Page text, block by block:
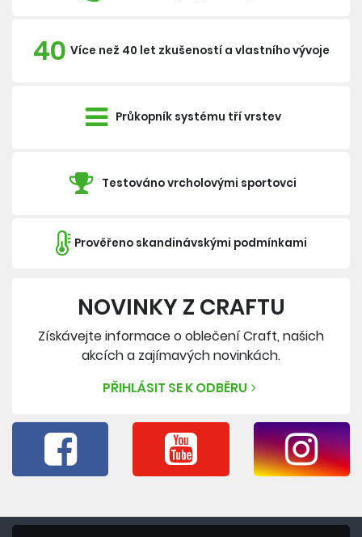
40 Více než 40 let zkušeností a vlastního vývoje
Průkopník systému tří vrstev
Testováno vrcholovými sportovci
Prověřeno skandinávskými podmínkami
NOVINKY Z CRAFTU
Získávejte informace o oblečení Craft, našich
akcích a zajímavých novinkách.
PŘIHLÁSIT SE K ODBĚRU